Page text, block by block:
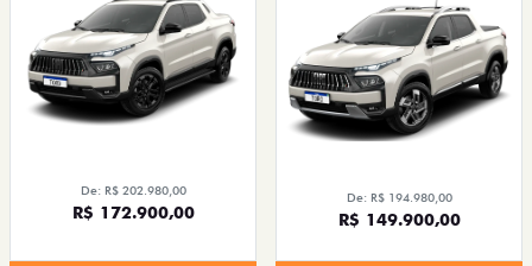
De: R$ 202.980,00
R$ 172.900,00
De: R$ 194.980,00
R$ 149.900,00